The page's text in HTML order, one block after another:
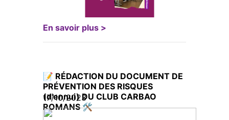
En savoir plus >
📝 RÉDACTION DU DOCUMENT DE
PRÉVENTION DES RISQUES
(d'ennui) DU CLUB CARBAO
ROMANS 🛠️
17/10/2023